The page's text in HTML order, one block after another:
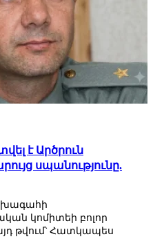
է Արծրուն
սպանությունը.
կոմիտեի բոլոր
թվում՝ Հատկապես